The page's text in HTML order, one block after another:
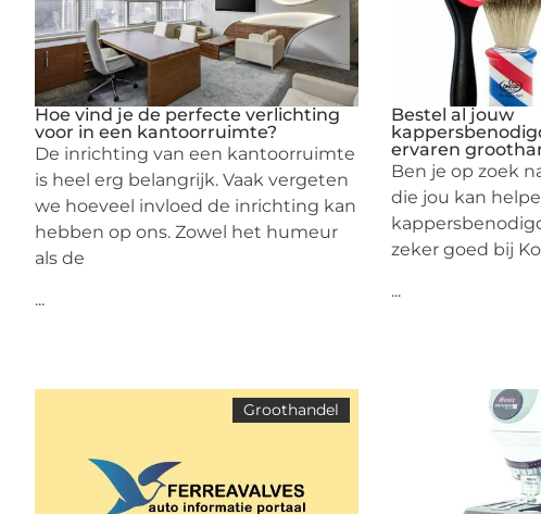
Hoe vind je de perfecte verlichting
voor in een kantoorruimte?
De inrichting van een kantoorruimte
is heel erg belangrijk. Vaak vergeten
we hoeveel invloed de inrichting kan
hebben op ons. Zowel het humeur
als de
...
Bestel al jouw
ervaren
Ben je op zoek
die jou kan
zeker goed bij
...
Groothandel